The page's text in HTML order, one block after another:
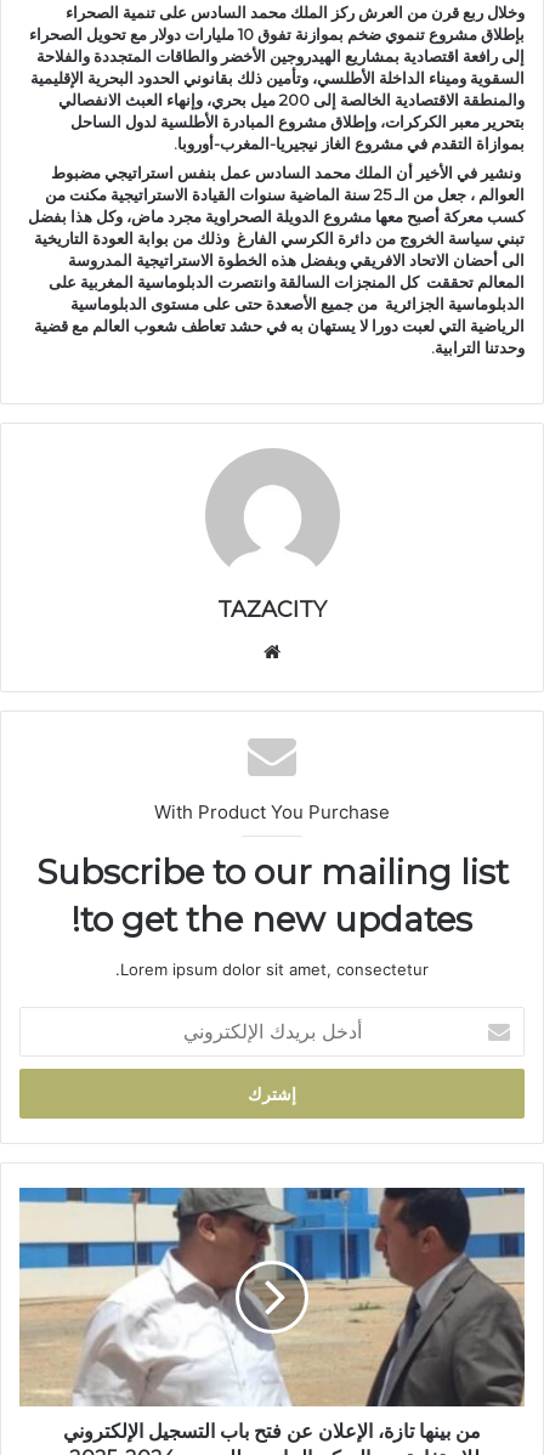
وخلال ربع قرن من العرش ركز الملك محمد السادس على تنمية الصحراء
بإطلاق مشروع تنموي ضخم بموازنة تفوق 10 مليارات دولار مع تحويل الصحراء
إلى رافعة اقتصادية بمشاريع الهيدروجين الأخضر والطاقات المتجددة والفلاحة
السقوية وميناء الداخلة الأطلسي، وتأمين ذلك بقانوني الحدود البحرية الإقليمية
والمنطقة الاقتصادية الخالصة إلى 200 ميل بحري، وإنهاء العبث الانفصالي
بتحرير معبر الكركرات، وإطلاق مشروع المبادرة الأطلسية لدول الساحل
بموازاة التقدم في مشروع الغاز نيجيريا-المغرب-أوروبا.
ونشير في الأخير أن الملك محمد السادس عمل بنفس استراتيجي مضبوط
العوالم ، جعل من الـ 25 سنة الماضية سنوات القيادة الاستراتيجية مكنت من
كسب معركة أصبح معها مشروع الدويلة الصحراوية مجرد ماض، وكل هذا بفضل
تبني سياسة الخروج من دائرة الكرسي الفارغ وذلك من بوابة العودة التاريخية
الى أحضان الاتحاد الافريقي وبفضل هذه الخطوة الاستراتيجية المدروسة
المعالم تحققت كل المنجزات السالقة وانتصرت الدبلوماسية المغربية على
الدبلوماسية الجزائرية من جميع الأصعدة حتى على مستوى الدبلوماسية
الرياضية التي لعبت دورا لا يستهان به في حشد تعاطف شعوب العالم مع قضية
وحدتنا الترابية.
TAZACITY
الوي
ب
With Product You Purchase
Subscribe to our mailing list
to get the new updates!
Lorem ipsum dolor sit amet, consectetur.
خ
ب
ر
د
إ
ل
ك
ت
ر
م
ب
ن
ه
ا
ت
ا
من بينها تازة، الإعلان عن فتح باب التسجيل الإلكتروني